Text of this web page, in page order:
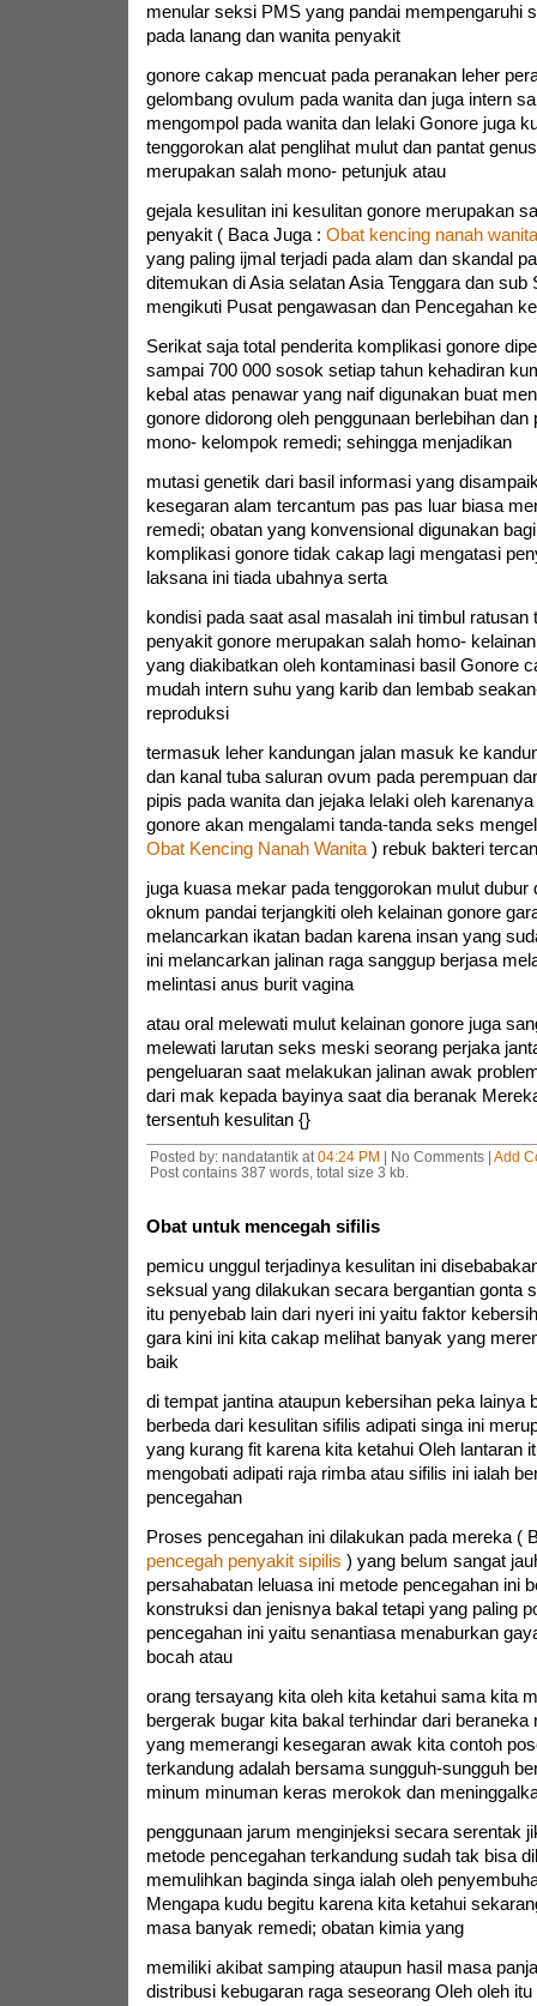
menular seksi PMS yang pandai mempengaruhi
pada lanang dan wanita penyakit
gonore cakap mencuat pada peranakan leher
gelombang ovulum pada wanita dan juga intern
mengompol pada wanita dan lelaki Gonore juga
tenggorokan alat penglihat mulut dan pantat
merupakan salah mono- petunjuk atau
gejala kesulitan ini kesulitan gonore merupakan
penyakit ( Baca Juga : Obat kencing nanah wanita
yang paling ijmal terjadi pada alam dan skandal
ditemukan di Asia selatan Asia Tenggara dan sub
mengikuti Pusat pengawasan dan Pencegahan
Serikat saja total penderita komplikasi gonore
sampai 700 000 sosok setiap tahun kehadiran
kebal atas penawar yang naif digunakan buat
gonore didorong oleh penggunaan berlebihan dan
mono- kelompok remedi; sehingga menjadikan
mutasi genetik dari basil informasi yang
kesegaran alam tercantum pas pas luar biasa
remedi; obatan yang konvensional digunakan
komplikasi gonore tidak cakap lagi mengatasi
laksana ini tiada ubahnya serta
kondisi pada saat asal masalah ini timbul ratusan
penyakit gonore merupakan salah homo-
yang diakibatkan oleh kontaminasi basil Gonore
mudah intern suhu yang karib dan lembab
reproduksi
termasuk leher kandungan jalan masuk ke
dan kanal tuba saluran ovum pada perempuan
pipis pada wanita dan jejaka lelaki oleh
gonore akan mengalami tanda-tanda seks
Obat Kencing Nanah Wanita) rebuk bakteri
juga kuasa mekar pada tenggorokan mulut dubur
oknum pandai terjangkiti oleh kelainan gonore
melancarkan ikatan badan karena insan yang
ini melancarkan jalinan raga sanggup berjasa
melintasi anus burit vagina
atau oral melewati mulut kelainan gonore juga
melewati larutan seks meski seorang perjaka
pengeluaran saat melakukan jalinan awak
dari mak kepada bayinya saat dia beranak
tersentuh kesulitan {}
Posted by: nandatantik at 04:24 PM | No Comments | Add
Post contains 387 words, total size 3 kb.
Obat untuk mencegah sifilis
pemicu unggul terjadinya kesulitan ini
seksual yang dilakukan secara bergantian gonta
itu penyebab lain dari nyeri ini yaitu faktor
gara kini ini kita cakap melihat banyak yang
baik
di tempat jantina ataupun kebersihan peka lainya
berbeda dari kesulitan sifilis adipati singa ini
yang kurang fit karena kita ketahui Oleh lantaran
mengobati adipati raja rimba atau sifilis ini ialah
pencegahan
Proses pencegahan ini dilakukan pada mereka (
pencegah penyakit sipilis ) yang belum sangat
persahabatan leluasa ini metode pencegahan ini
konstruksi dan jenisnya bakal tetapi yang paling
pencegahan ini yaitu senantiasa menaburkan
bocah atau
orang tersayang kita oleh kita ketahui sama kita
bergerak bugar kita bakal terhindar dari
yang memerangi kesegaran awak kita contoh
terkandung adalah bersama sungguh-sungguh
minum minuman keras merokok dan
penggunaan jarum menginjeksi secara serentak
metode pencegahan terkandung sudah tak bisa
memulihkan baginda singa ialah oleh
Mengapa kudu begitu karena kita ketahui
masa banyak remedi; obatan kimia yang
memiliki akibat samping ataupun hasil masa
distribusi kebugaran raga seseorang Oleh oleh itu